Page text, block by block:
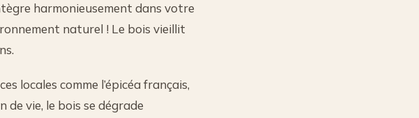
harmonieusement dans votre
naturel ! Le bois vieillit
locales comme l’épicéa français,
de vie, le bois se dégrade